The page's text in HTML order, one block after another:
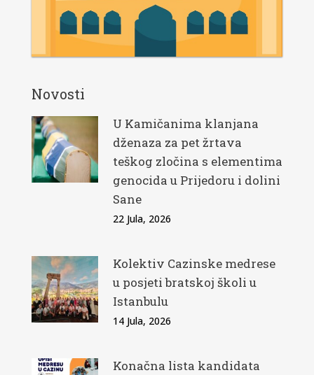
Novosti
U Kamičanima klanjana
dženaza za pet žrtava
teškog zločina s elementima
genocida u Prijedoru i dolini
Sane
22 Jula, 2026
Kolektiv Cazinske medrese
u posjeti bratskoj školi u
Istanbulu
14 Jula, 2026
Konačna lista kandidata